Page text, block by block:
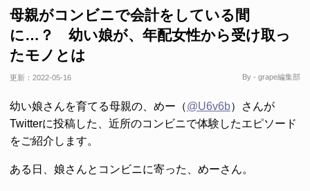
母親がコンビニで会計をしている間
に…？ 幼い娘が、年配女性から受け取っ
たモノとは
更新： 2022-05-16 By - grape編集部
幼い娘さんを育てる母親の、めー（@U6v6b）さんが
Twitterに投稿した、近所のコンビニで体験したエピソード
をご紹介します。
ある日、娘さんとコンビニに寄った、めーさん。